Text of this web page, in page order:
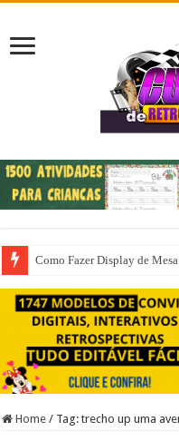
Como Fazer Display de
Home / Tag:trecho up uma